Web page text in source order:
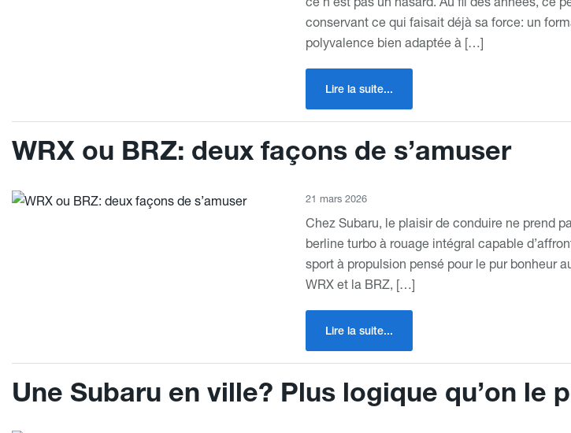
conservant ce qui faisait déjà sa force: un
polyvalence bien adaptée à […]
Lire la suite...
WRX ou BRZ: deux façons de s’amuser
21 mars 2026
Chez Subaru, le plaisir de conduire ne prend
berline turbo à rouage intégral capable
sport à propulsion pensé pour le pur bonheur
WRX et la BRZ, […]
Lire la suite...
Une Subaru en ville? Plus logique qu’on le